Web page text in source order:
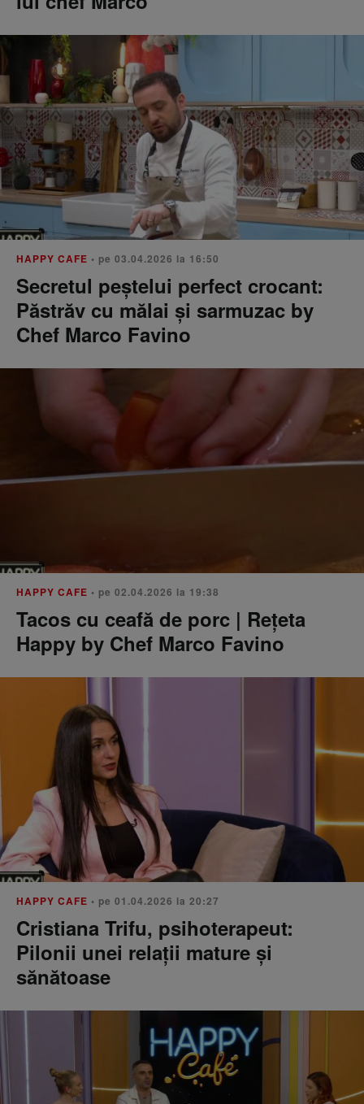
HAPPY CAFE • pe 03.04.2026 la 16:50
Secretul peștelui perfect crocant:
Păstrăv cu mălai și sarmuzac by
Chef Marco Favino
HAPPY CAFE • pe 02.04.2026 la 19:38
Tacos cu ceafă de porc | Rețeta
Happy by Chef Marco Favino
HAPPY CAFE • pe 01.04.2026 la 20:27
Cristiana Trifu, psihoterapeut:
Pilonii unei relații mature și
sănătoase